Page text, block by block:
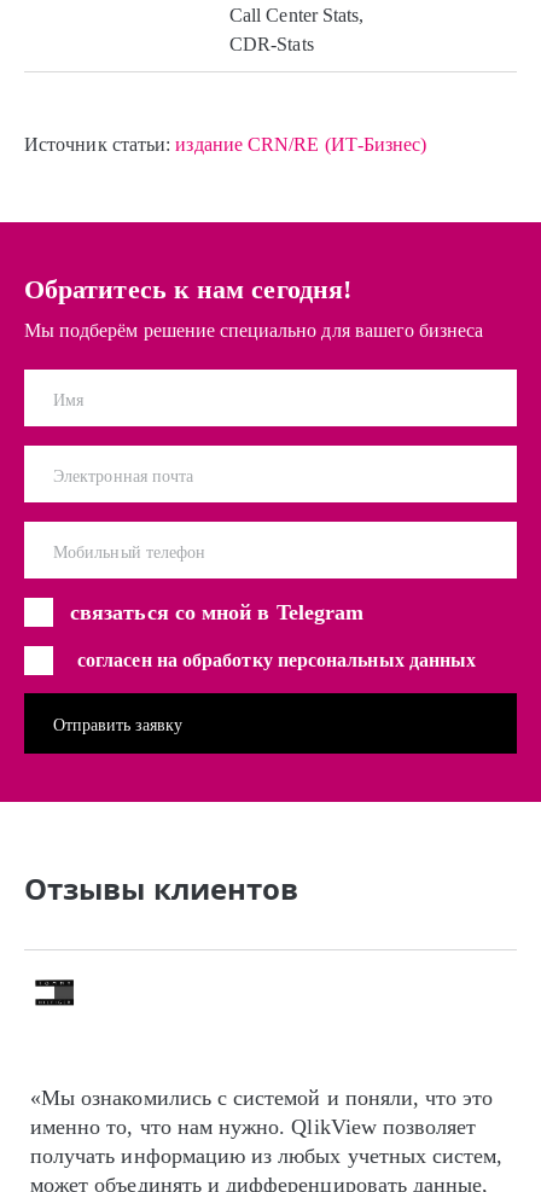
Call Center Stats,
CDR-Stats
Источник статьи:издание CRN/RE (ИТ-Бизнес)
Обратитесь к нам сегодня!
Мы подберём решение специально для вашего бизнеса
Имя
Электронная почта
Мобильный телефон
связаться со мной в Telegram
согласен на обработку персональных данных
Отзывы клиентов
«Мы ознакомились с системой и поняли, что это
именно то, что нам нужно. QlikView позволяет
получать информацию из любых учетных систем,
может объединять и дифференцировать данные,